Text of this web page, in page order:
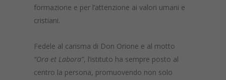
formazione e per l’attenzione ai valori umani e
cristiani.
Fedele al carisma di Don Orione e al motto
“Ora et Labora”, l’istituto ha sempre posto al
centro la persona, promuovendo non solo